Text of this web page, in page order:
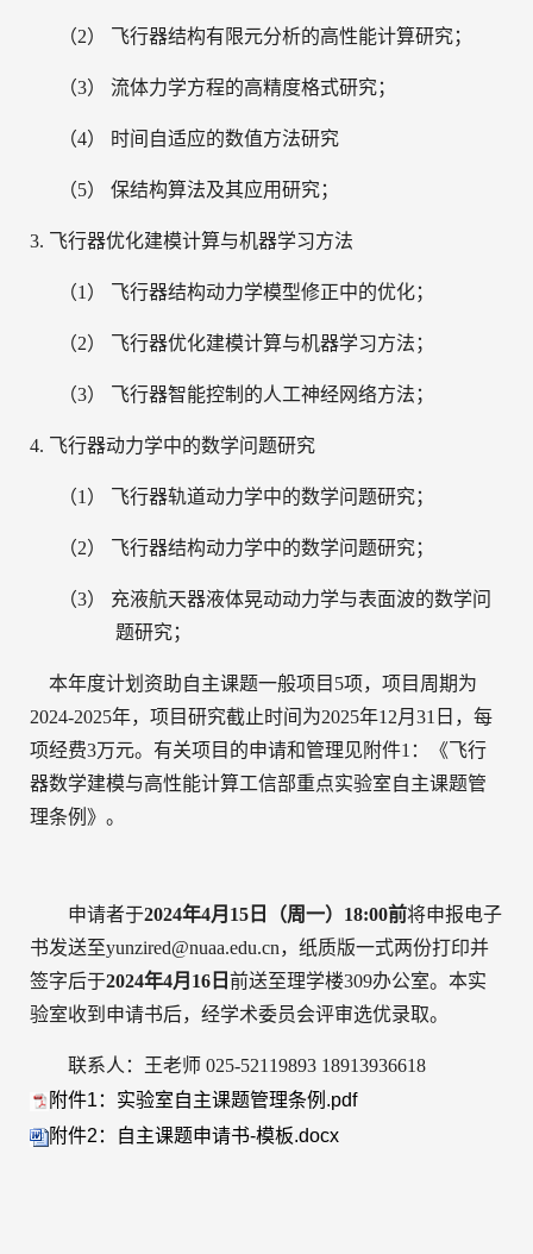
（2） 飞行器结构有限元分析的高性能计算研究；
（3） 流体力学方程的高精度格式研究；
（4） 时间自适应的数值方法研究
（5） 保结构算法及其应用研究；
3. 飞行器优化建模计算与机器学习方法
（1） 飞行器结构动力学模型修正中的优化；
（2） 飞行器优化建模计算与机器学习方法；
（3） 飞行器智能控制的人工神经网络方法；
4. 飞行器动力学中的数学问题研究
（1） 飞行器轨道动力学中的数学问题研究；
（2） 飞行器结构动力学中的数学问题研究；
（3） 充液航天器液体晃动动力学与表面波的数学问
题研究；
本年度计划资助自主课题一般项目 5项，项目周期为
2024-2025年，项目研究截止时间为2025年12月31日，每
项经费3万元。有关项目的申请和管理见附件1：《飞行
器数学建模与高性能计算工信部重点实验室自主课题管
理条例》。
申请者于2024年4月15日（周一）18:00前将申报电子
书发送至yunzired@nuaa.edu.cn， 纸质版一式两份打印并
签字后于2024年4月16 日 前送至理学楼309办公室。 本实
验室收到申请书后，经学术委员会评审选优录取。
联系人：王老师 025-52119893 18913936618
附件1：实验室自主课题管理条例.pdf
附件2：自主课题申请书-模板.docx